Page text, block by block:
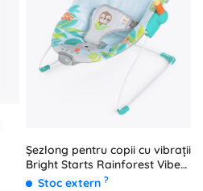
Șezlong pentru copii cu vibrații
Bright Starts Rainforest Vibes,
0–9 kg
Stoc extern ?